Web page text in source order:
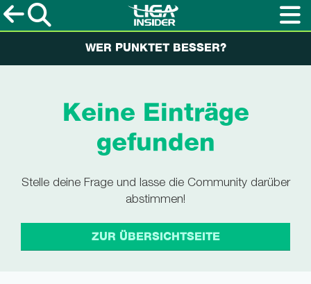
WER PUNKTET BESSER?
Keine Einträge
gefunden
Stelle deine Frage und lasse die Community darüber
abstimmen!
ZUR ÜBERSICHTSEITE